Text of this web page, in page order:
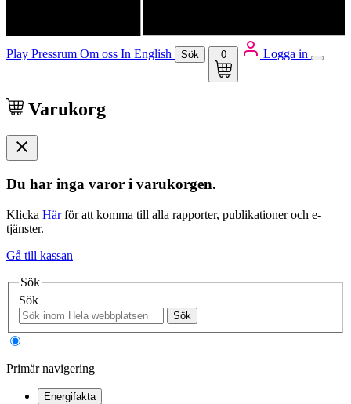
Play Pressrum Om oss In English Sök 0 Logga in
Varukorg
Du har inga varor i varukorgen.
Klicka Härför att komma till alla rapporter, publikationer och e-
tjänster.
Gå till kassan
Sök
Sök
Sök
Primär navigering
Energifakta